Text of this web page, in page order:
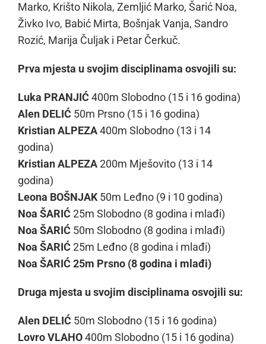
Marko, Krišto Nikola, Zemljić Marko, Šarić Noa,
Živko Ivo, Babić Mirta, Bošnjak Vanja, Sandro
Rozić, Marija Čuljak i Petar Čerkuč.
Prva mjesta u svojim disciplinama osvojili su:
Luka PRANJIĆ 400m Slobodno (15 i 16 godina)
Alen DELIĆ 50m Prsno (15 i 16 godina)
Kristian ALPEZA 400m Slobodno (13 i 14
godina)
Kristian ALPEZA 200m Mješovito (13 i 14
godina)
Leona BOŠNJAK50m Leđno (9 i 10 godina)
Noa ŠARIĆ 25m Slobodno (8 godina i mlađi)
Noa ŠARIĆ 50m Slobodno (8 godina i mlađi)
Noa ŠARIĆ 25m Leđno (8 godina i mlađi)
Noa ŠARIĆ 25m Prsno (8 godina i mlađi)
Druga mjesta u svojim disciplinama osvojili su:
Alen DELIĆ 50m Slobodno (15 i 16 godina)
Lovro VLAHO 400m Slobodno (15 i 16 godina)